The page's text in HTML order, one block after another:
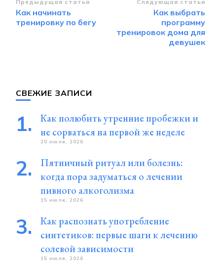
Навигация
по
Предыдущая статья
Как начинать
тренировку по бегу
Следующая статья
Как выбрать
программу
тренировок дома для
девушек
СВЕЖИЕ ЗАПИСИ
Как полюбить утренние пробежки и
не сорваться на первой же неделе
20 июля, 2026
Пятничный ритуал или болезнь:
когда пора задуматься о лечении
пивного алкоголизма
15 июля, 2026
Как распознать употребление
синтетиков: первые шаги к лечению
солевой зависимости
15 июля, 2026